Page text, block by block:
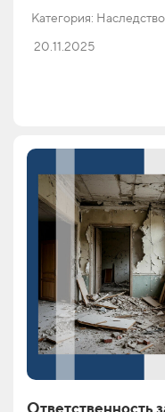
Категория: Наследство
20.11.2025
Ответственность